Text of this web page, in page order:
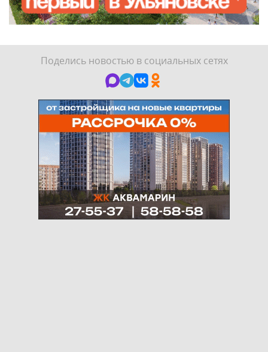
Поделись новостью в социальных сетях